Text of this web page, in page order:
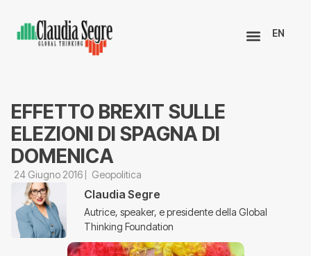
EN
EFFETTO BREXIT SULLE
ELEZIONI DI SPAGNA DI
DOMENICA
24 Giugno 2016 Geopolitica
Claudia Segre
Autrice, speaker, e presidente della Global
Thinking Foundation